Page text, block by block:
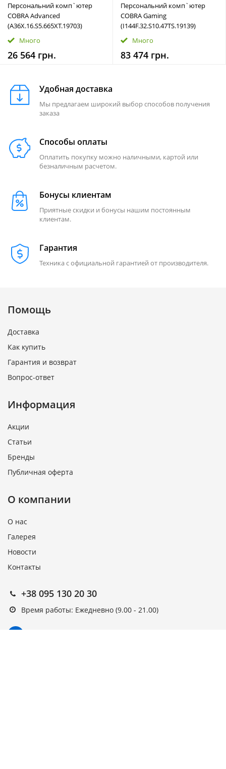
Персональний комп`ютер
COBRA Advanced
(A36X.16.S5.665XT.19703)
Много
26 564 грн.
Персональний комп`ютер
COBRA Gaming
(I144F.32.S10.47TS.19139)
Много
83 474 грн.
Удобная доставка
Мы предлагаем широкий выбор способов получения
заказа
Способы оплаты
Оплатить покупку можно наличными, картой или
безналичным расчетом.
Бонусы клиентам
Приятные скидки и бонусы нашим постоянным
клиентам.
Гарантия
Техника с официальной гарантией от производителя.
Помощь
Доставка
Как купить
Гарантия и возврат
Вопрос-ответ
Информация
Акции
Статьи
Бренды
Публичная оферта
О компании
О нас
Галерея
Новости
Контакты
+38 095 130 20 30
Время работы: Ежедневно (9.00 - 21.00)